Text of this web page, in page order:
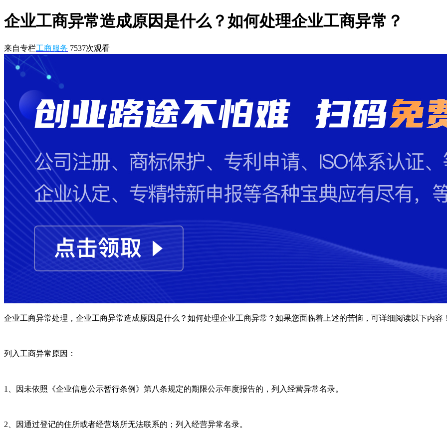
企业工商异常造成原因是什么？如何处理企业工商异常？
来自专栏工商服务 7537次观看
企业工商异常处理，企业工商异常造成原因是什么？如何处理企业工商异常？如果您面临着上述的苦恼，可详细阅读以下内容
列入工商异常原因：
1、因未依照《企业信息公示暂行条例》第八条规定的期限公示年度报告的，列入经营异常名录。
2、因通过登记的住所或者经营场所无法联系的；列入经营异常名录。